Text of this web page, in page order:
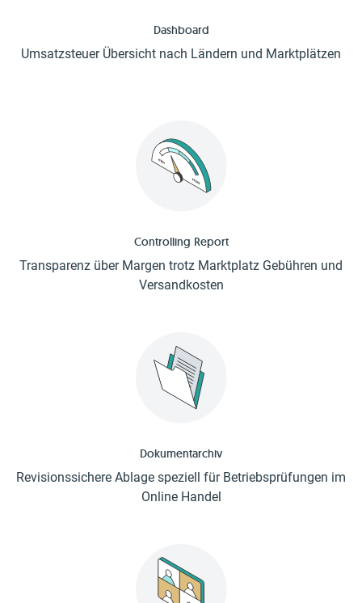
Dashboard
Umsatzsteuer Übersicht nach Ländern und Marktplätzen
Controlling Report
Transparenz über Margen trotz Marktplatz Gebühren und
Versandkosten
Dokumentarchiv
Revisionssichere Ablage speziell für Betriebsprüfungen im
Online Handel